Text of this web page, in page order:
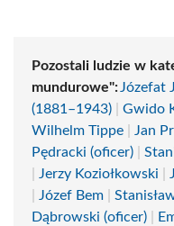
Pozostali ludzie w
mundurowe": Józefat
(1881–1943)
Gwido
Wilhelm Tippe
Jan
Pędracki (oficer)
Jerzy Koziołkowski
Józef Bem
Dąbrowski (oficer)